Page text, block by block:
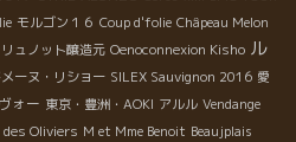
モルゴン１６ Coup d'folie Châpeau Melon
ュノット醸造元 Oenoconnexion Kisho ル
メーヌ・リショー SILEX Sauvignon 2016 愛
ォー 東京・豊洲・AOKI アルル Vendange
des Oliviers M et Mme Benoit Beaujplais